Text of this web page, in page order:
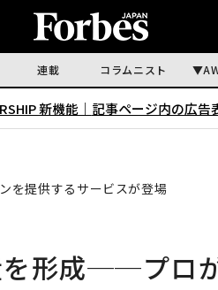
連載 コラムニスト
新機能｜ 記事ページ内の広告
を提供するサービスが登場
を形成──プロ